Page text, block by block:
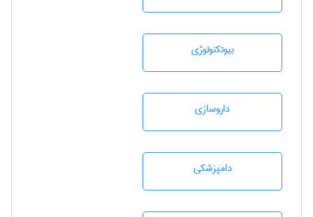
بيوتكنولوژی
داروسازی
دامپزشكی